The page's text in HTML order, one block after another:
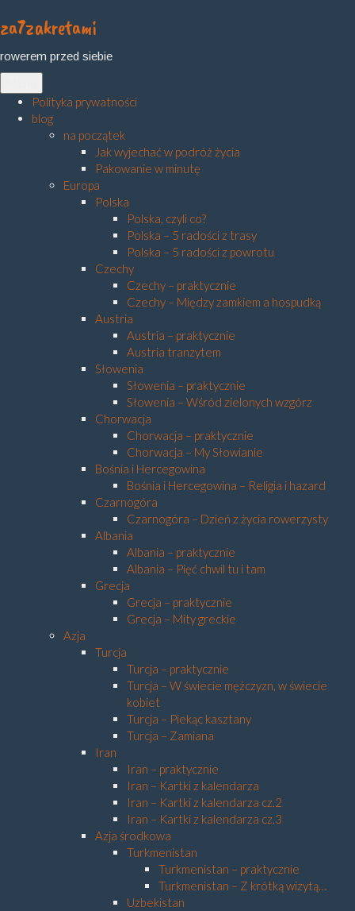
Skip
content
za7zakretami
rowerem przed siebie
Polityka prywatności
blog
na początek
Jak wyjechać w podróż życia
Pakowanie w minutę
Europa
Polska
Polska, czyli co?
Polska – 5 radości z trasy
Polska – 5 radości z powrotu
Czechy
Czechy – praktycznie
Czechy – Między zamkiem a hospudką
Austria
Austria – praktycznie
Austria tranzytem
Słowenia
Słowenia – praktycznie
Słowenia – Wśród zielonych wzgórz
Chorwacja
Chorwacja – praktycznie
Chorwacja – My Słowianie
Bośnia i Hercegowina
Bośnia i Hercegowina – Religia i hazard
Czarnogóra
Czarnogóra – Dzień z życia rowerzysty
Albania
Albania – praktycznie
Albania – Pięć chwil tu i tam
Grecja
Grecja – praktycznie
Grecja – Mity greckie
Azja
Turcja
Turcja – praktycznie
Turcja – W świecie mężczyzn, w świecie
kobiet
Turcja – Piekąc kasztany
Turcja – Zamiana
Iran
Iran – praktycznie
Iran – Kartki z kalendarza
Iran – Kartki z kalendarza cz.2
Iran – Kartki z kalendarza cz.3
Azja środkowa
Turkmenistan
Turkmenistan – praktycznie
Turkmenistan – Z krótką wizytą…
Uzbekistan